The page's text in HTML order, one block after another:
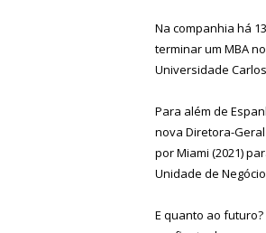
Na companhia há
terminar um MBA
Universidade
Para além de
nova Diretora-
por Miami (2021)
Unidade de
E quanto ao